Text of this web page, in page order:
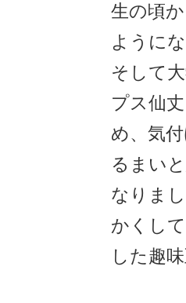
生の頃
ように
そして
プス仙
め、気
るまい
なりまし
かくし
した趣